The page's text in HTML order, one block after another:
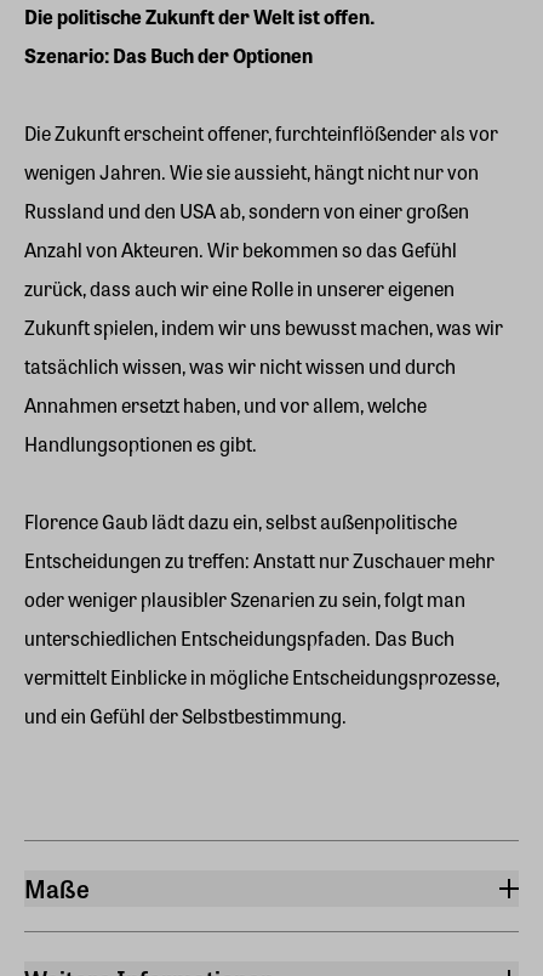
Die politische Zukunft der Welt ist offen.
Szenario: Das Buch der Optionen
Die Zukunft erscheint offener, furchteinflößender als vor
wenigen Jahren. Wie sie aussieht, hängt nicht nur von
Russland und den USA ab, sondern von einer großen
Anzahl von Akteuren. Wir bekommen so das Gefühl
zurück, dass auch wir eine Rolle in unserer eigenen
Zukunft spielen, indem wir uns bewusst machen, was wir
tatsächlich wissen, was wir nicht wissen und durch
Annahmen ersetzt haben, und vor allem, welche
Handlungsoptionen es gibt.
Florence Gaub lädt dazu ein, selbst außenpolitische
Entscheidungen zu treffen: Anstatt nur Zuschauer mehr
oder weniger plausibler Szenarien zu sein, folgt man
unterschiedlichen Entscheidungspfaden. Das Buch
vermittelt Einblicke in mögliche Entscheidungsprozesse,
und ein Gefühl der Selbstbestimmung.
Maße